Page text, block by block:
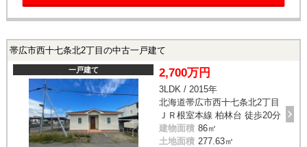
帯広市西十七条北2丁目の中古一戸建て
一戸建て 2,700万円
3LDK / 2015年
北海道帯広市西十七条北2丁目
ＪＲ根室本線 柏林台 徒歩20分
建物面積 86㎡
土地面積 277.63㎡